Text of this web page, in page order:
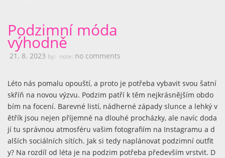
Podzimní móda
výhodně
21. 8. 2023 by: note: no comments
Léto nás pomalu opouští, a proto je potřeba vybavit svou šatní
skříň na novou výzvu. Podzim patří k těm nejkrásnějším obdo
bím na focení. Barevné listí, nádherné západy slunce a lehký v
ětřík jsou nejen příjemné na dlouhé procházky, ale navíc doda
jí tu správnou atmosféru vašim fotografiím na Instagramu a d
alších sociálních sítích. Jak si tedy naplánovat podzimní outfit
y? Na rozdíl od léta je na podzim potřeba především vrstvit. D